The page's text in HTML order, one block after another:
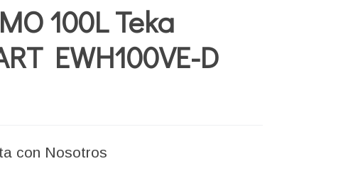
100L Teka
EWH100VE-D
con Nosotros